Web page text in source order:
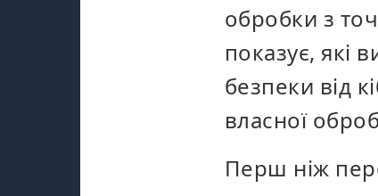
обробки з
показує, які
безпеки від
власної
Перш ніж